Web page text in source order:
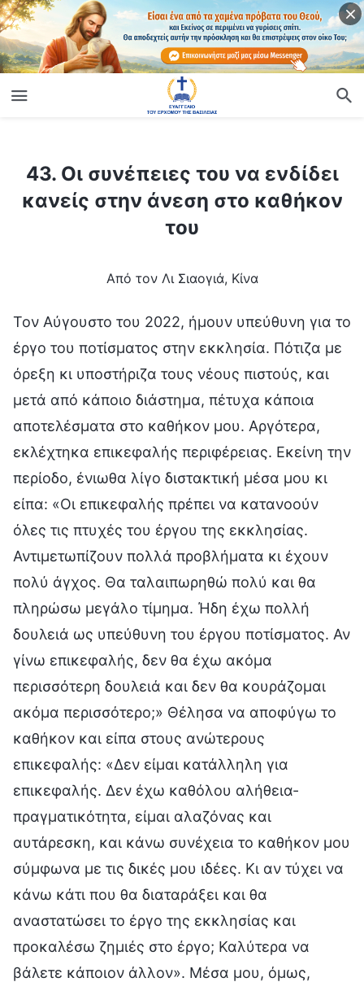
43. Οι συνέπειες του να ενδίδει
κανείς στην άνεση στο καθήκον
του
Από τον Λι Σιαογιά, Κίνα
Τον Αύγουστο του 2022, ήμουν υπεύθυνη για το
έργο του ποτίσματος στην εκκλησία. Πότιζα με
όρεξη κι υποστήριζα τους νέους πιστούς, και
μετά από κάποιο διάστημα, πέτυχα κάποια
αποτελέσματα στο καθήκον μου. Αργότερα,
εκλέχτηκα επικεφαλής περιφέρειας. Εκείνη την
περίοδο, ένιωθα λίγο διστακτική μέσα μου κι
είπα: «Οι επικεφαλής πρέπει να κατανοούν
όλες τις πτυχές του έργου της εκκλησίας.
Αντιμετωπίζουν πολλά προβλήματα κι έχουν
πολύ άγχος. Θα ταλαιπωρηθώ πολύ και θα
πληρώσω μεγάλο τίμημα. Ήδη έχω πολλή
δουλειά ως υπεύθυνη του έργου ποτίσματος. Αν
γίνω επικεφαλής, δεν θα έχω ακόμα
περισσότερη δουλειά και δεν θα κουράζομαι
ακόμα περισσότερο;» Θέλησα να αποφύγω το
καθήκον και είπα στους ανώτερους
επικεφαλής: «Δεν είμαι κατάλληλη για
επικεφαλής. Δεν έχω καθόλου αλήθεια-
πραγματικότητα, είμαι αλαζόνας και
αυτάρεσκη, και κάνω συνέχεια το καθήκον μου
σύμφωνα με τις δικές μου ιδέες. Κι αν τύχει να
κάνω κάτι που θα διαταράξει και θα
αναστατώσει το έργο της εκκλησίας και
προκαλέσω ζημιές στο έργο; Καλύτερα να
βάλετε κάποιον άλλον». Μέσα μου, όμως,